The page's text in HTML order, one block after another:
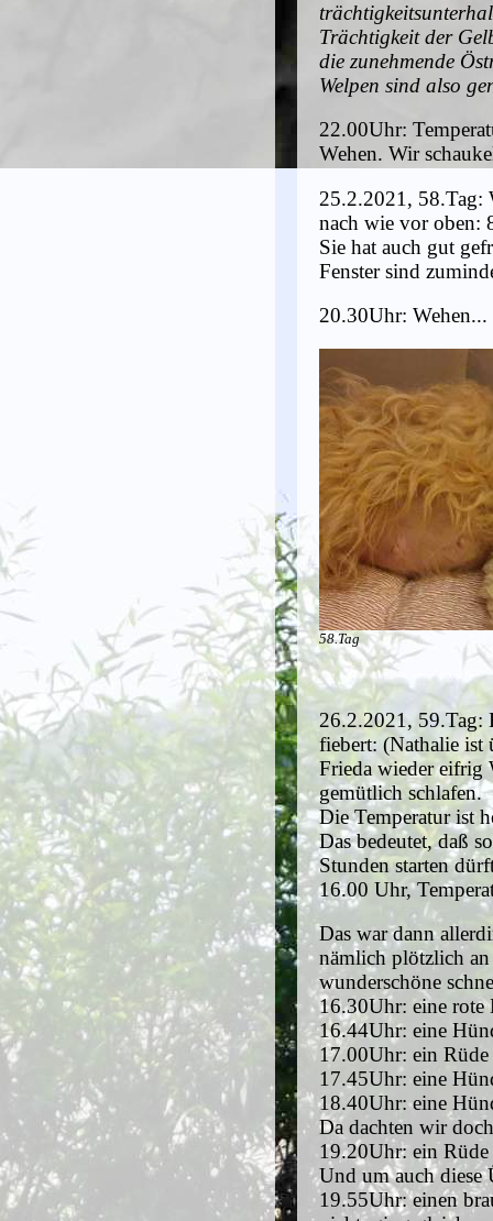
Trächtigkeit der
die zunehmende
Welpen sind also
22.00Uhr:
Wehen. Wir
25.2.2021, 58.Tag:
nach wie vor oben:
Sie hat auch gut
Fenster sind
20.30Uhr: Wehen...
58.Tag
26.2.2021, 59.Tag:
fiebert: (Nathalie ist
Frieda wieder eifrig
gemütlich schlafen.
Die Temperatur ist
Das bedeutet, daß
Stunden starten
16.00 Uhr,
Das war dann
nämlich plötzlich
wunderschöne
16.30Uhr: eine
16.44Uhr: eine
17.00Uhr: ein
17.45Uhr: eine
18.40Uhr: eine
Da dachten wir
19.20Uhr: ein
Und um auch diese
19.55Uhr: einen